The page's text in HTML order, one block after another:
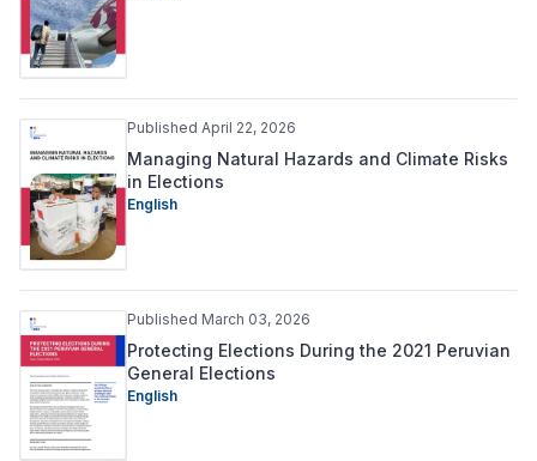
Published April 22, 2026
Managing Natural Hazards and Climate Risks
in Elections
English
Published March 03, 2026
Protecting Elections During the 2021 Peruvian
General Elections
English